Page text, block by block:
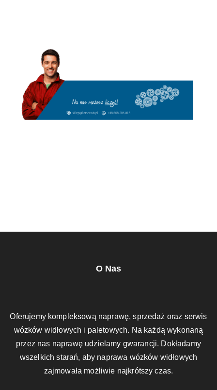
O Nas
Oferujemy kompleksową naprawę, sprzedaż oraz serwis
wózków widłowych i paletowych. Na każdą wykonaną
przez nas naprawę udzielamy gwarancji. Dokładamy
wszelkich starań, aby naprawa wózków widłowych
zajmowała możliwie najkrótszy czas.